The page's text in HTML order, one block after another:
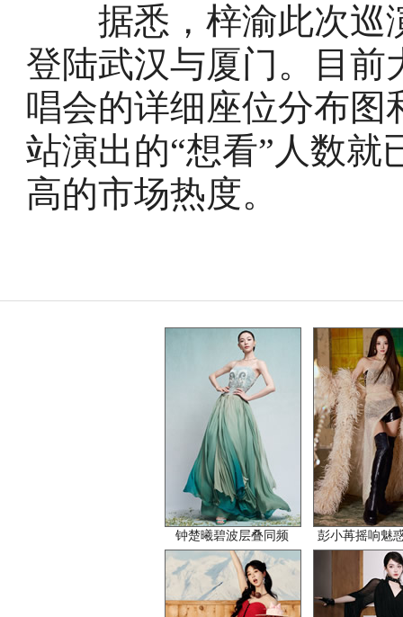
据悉，梓渝此次巡
登陆武汉与厦门。目前
唱会的详细座位分布图
站演出的“想看”人数就
高的市场热度。
钟楚曦碧波层叠同频 彭小苒摇响魅